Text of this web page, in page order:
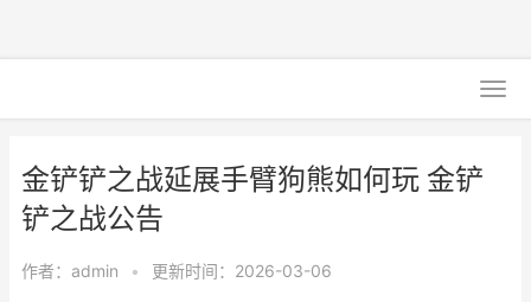
金铲铲之战延展手臂狗熊如何玩 金铲
铲之战公告
作者： admin • 更新时间：2026-03-06